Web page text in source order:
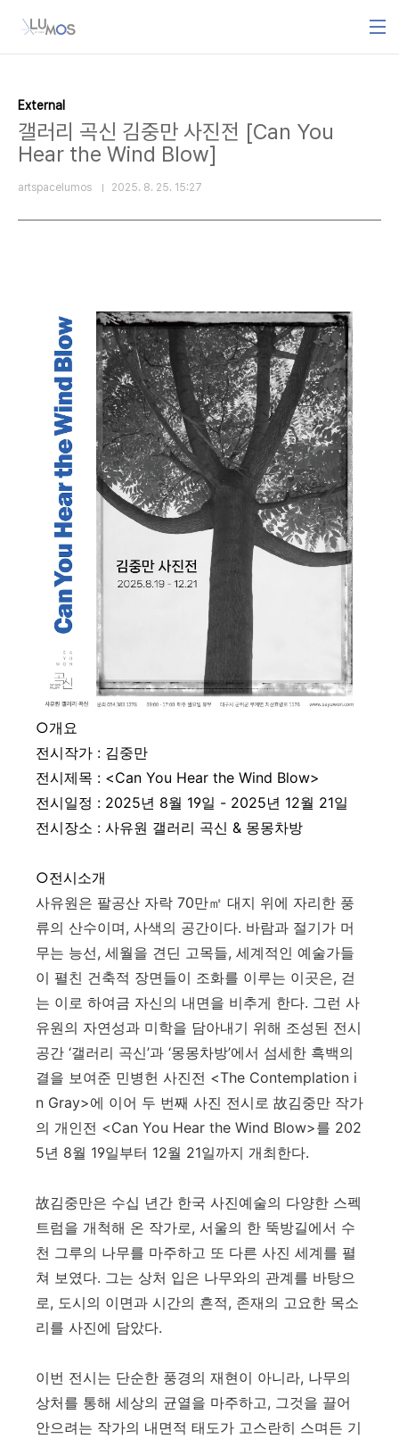
External
갤러리 곡신 김중만 사진전 [Can You
Hear the Wind Blow]
artspacelumos 2025. 8. 25. 15:27
○개요
전시작가 : 김중만
전시제목 : <Can You Hear the Wind Blow>
전시일정 : 2025년 8월 19일 - 2025년 12월 21일
전시장소 : 사유원 갤러리 곡신 & 몽몽차방
○전시소개
사유원은 팔공산 자락 70만㎡ 대지 위에 자리한 풍
류의 산수이며, 사색의 공간이다. 바람과 절기가 머
무는 능선, 세월을 견딘 고목들, 세계적인 예술가들
이 펼친 건축적 장면들이 조화를 이루는 이곳은, 걷
는 이로 하여금 자신의 내면을 비추게 한다. 그런 사
유원의 자연성과 미학을 담아내기 위해 조성된 전시
공간 ‘갤러리 곡신’과 ‘몽몽차방’에서 섬세한 흑백의
결을 보여준 민병헌 사진전 <The Contemplation i
n Gray>에 이어 두 번째 사진 전시로 故김중만 작가
의 개인전 <Can You Hear the Wind Blow>를 202
5년 8월 19일부터 12월 21일까지 개최한다.
故김중만은 수십 년간 한국 사진예술의 다양한 스펙
트럼을 개척해 온 작가로, 서울의 한 뚝방길에서 수
천 그루의 나무를 마주하고 또 다른 사진 세계를 펼
쳐 보였다. 그는 상처 입은 나무와의 관계를 바탕으
로, 도시의 이면과 시간의 흔적, 존재의 고요한 목소
리를 사진에 담았다.
이번 전시는 단순한 풍경의 재현이 아니라, 나무의
상처를 통해 세상의 균열을 마주하고, 그것을 끌어
안으려는 작가의 내면적 태도가 고스란히 스며든 기